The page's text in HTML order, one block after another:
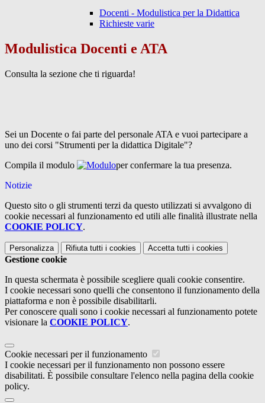
Docenti - Modulistica per la Didattica
Richieste varie
Modulistica Docenti e ATA
Consulta la sezione che ti riguarda!
Sei un Docente o fai parte del personale ATA e vuoi partecipare a
uno dei corsi "Strumenti per la didattica Digitale"?
Compila il modulo
per confermare la tua presenza.
Notizie
Questo sito o gli strumenti terzi da questo utilizzati si avvalgono di
cookie necessari al funzionamento ed utili alle finalità illustrate nella
COOKIE POLICY.
Personalizza Rifiuta tutti i cookies Accetta tutti i cookies
Gestione cookie
In questa schermata è possibile scegliere quali cookie consentire.
I cookie necessari sono quelli che consentono il funzionamento della
piattaforma e non è possibile disabilitarli.
Per conoscere quali sono i cookie necessari al funzionamento potete
visionare la COOKIE POLICY.
Cookie necessari per il funzionamento
I cookie necessari per il funzionamento non possono essere
disabilitati. È possibile consultare l'elenco nella pagina della cookie
policy.